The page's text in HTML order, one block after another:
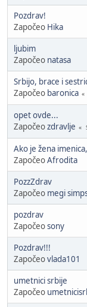
Pozdrav!
Započeo Hika
ljubim
Započeo natasa
Srbijo, brace i
Započeo baronica
opet ovde...
Započeozdravlje
Ako je žena
ZapočeoAfrodita
PozzZdrav
Započeo megi
pozdrav
Započeosony
Pozdrav!!!
Započeovlada101
umetnici srbije
Započeo